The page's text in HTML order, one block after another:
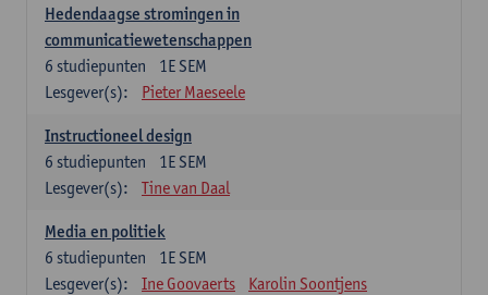
Hedendaagse stromingen in
communicatiewetenschappen
1E SEM
6 studiepunten
Lesgever(s):
Pieter Maeseele
Instructioneel design
1E SEM
6 studiepunten
Lesgever(s):
Tine van Daal
Media en politiek
1E SEM
6 studiepunten
Lesgever(s):
Ine Goovaerts Karolin Soontjens